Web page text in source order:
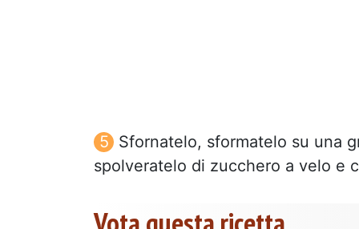
Sfornatelo, sformatelo su una
spolveratelo di zucchero a velo e